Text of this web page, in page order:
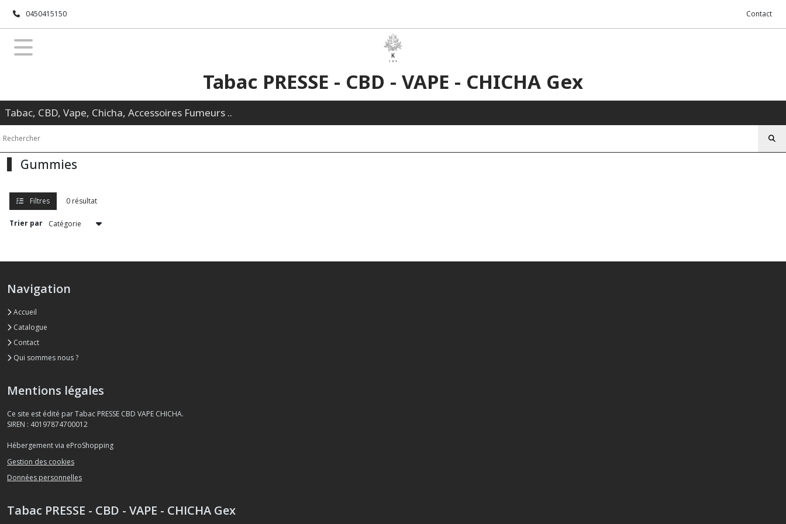
0450415150 Contact
Tabac PRESSE - CBD - VAPE - CHICHA Gex
Tabac, CBD, Vape, Chicha, Accessoires Fumeurs ..
Gummies
Filtres 0 résultat
Trier par
Fermer
FILTRES
Afficher
résultats
Navigation
Accueil
Catalogue
Contact
Qui sommes nous ?
Mentions légales
Ce site est édité par Tabac PRESSE CBD VAPE CHICHA.
SIREN : 40197874700012
Hébergement via eProShopping
Gestion des cookies
Données personnelles
Tabac PRESSE - CBD - VAPE - CHICHA Gex